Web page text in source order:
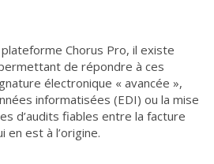
Chorus Pro, il existe
de répondre à ces
électronique « avancée »,
informatisées (EDI) ou la mise
d’audits fiables entre la facture
en est à l’origine.